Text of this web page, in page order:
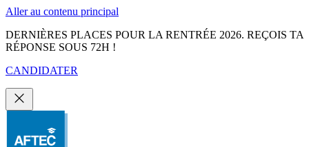
Aller au contenu principal
DERNIÈRES PLACES POUR LA RENTRÉE 2026. REÇOIS TA
RÉPONSE SOUS 72H !
CANDIDATER